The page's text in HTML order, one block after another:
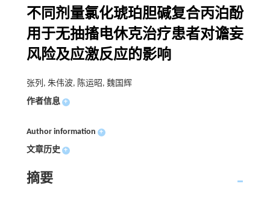
不同剂量氯化琥珀胆碱复合丙泊酚
用于无抽搐电休克治疗患者对谵妄
风险及应激反应的影响
张列, 朱伟波, 陈运昭, 魏国辉
作者信息 +
Author information +
文章历史 +
摘要